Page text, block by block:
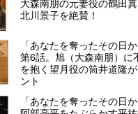
北川景子を絶賛！
「あなたを奪ったその日か
第6話。旭（大森南朋）に
を抱く望月役の筒井道隆
ント
「あなたを奪ったその日か